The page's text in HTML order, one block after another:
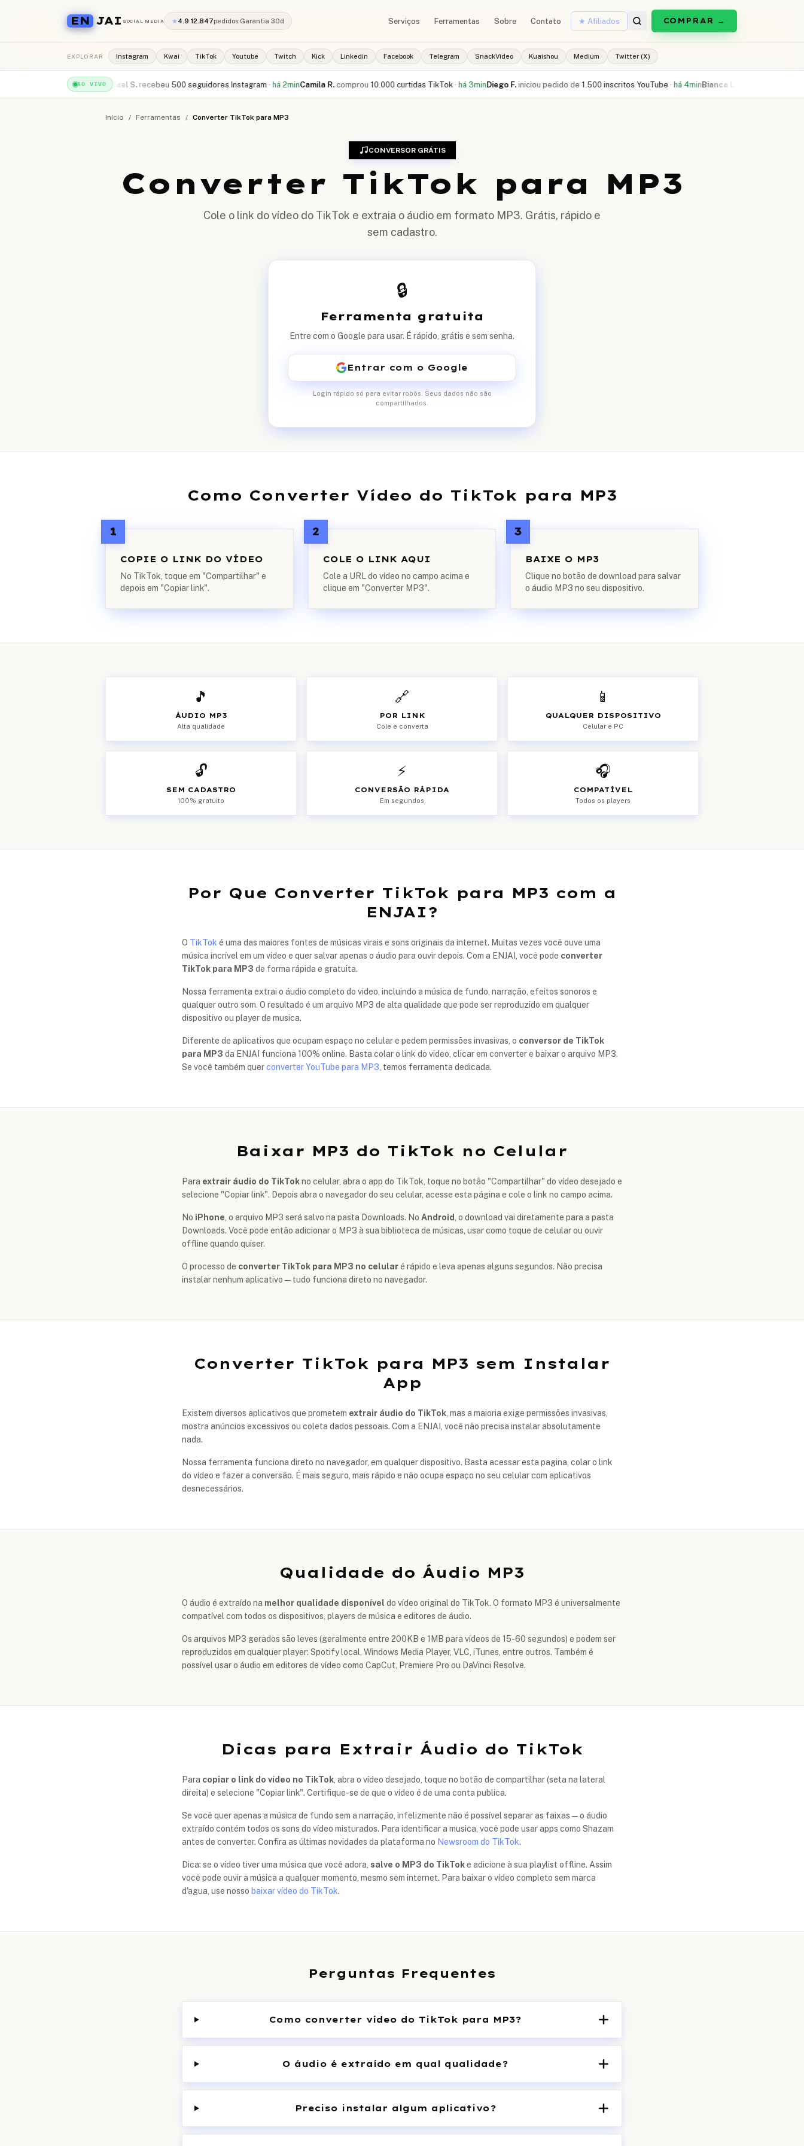
EN JAI SOCIAL MEDIA ★4.9·12.847pedidos·Garantia 30d Serviços Ferramentas Sobre Contato ★ Afiliados COMPRAR →
EXPLORAR Instagram Kwai TikTok Youtube Twitch Kick Linkedin Facebook Telegram SnackVideo Kuaishou Medium Twitter (X)
AO VIVO
Rafael S. recebeu 500 seguidores Instagram ·há 2minCamila R. comprou 10.000 curtidas TikTok ·há 3minDiego F. iniciou pedido de 1.500 inscritos YouTube · há 4minBianca L. comprou
Início / Ferramentas / Converter TikTok para MP3
CONVERSOR GRÁTIS
Converter TikTok para MP3
Cole o link do vídeo do TikTok e extraia o áudio em formato MP3. Grátis, rápido e
sem cadastro.
🔒
Ferramenta gratuita
Entre com o Google para usar. É rápido, grátis e sem senha.
Entrar com o Google
Login rápido só para evitar robôs. Seus dados não são
compartilhados.
Como Converter Vídeo do TikTok para MP3
1
COPIE O LINK DO VÍDEO
No TikTok, toque em "Compartilhar" e
depois em "Copiar link".
2
COLE O LINK AQUI
Cole a URL do vídeo no campo acima e
clique em "Converter MP3".
3
BAIXE O MP3
Clique no botão de download para salvar
o áudio MP3 no seu dispositivo.
🎵
ÁUDIO MP3
Alta qualidade
🔗
POR LINK
Cole e converta
📱
QUALQUER DISPOSITIVO
Celular e PC
🔓
SEM CADASTRO
100% gratuito
⚡
CONVERSÃO RÁPIDA
Em segundos
🎧
COMPATÍVEL
Todos os players
Por Que Converter TikTok para MP3 com a
ENJAI?
O TikTok é uma das maiores fontes de músicas virais e sons originais da internet. Muitas vezes você ouve uma
música incrível em um vídeo e quer salvar apenas o áudio para ouvir depois. Com a ENJAI, você pode converter
TikTok para MP3 de forma rápida e gratuita.
Nossa ferramenta extrai o áudio completo do video, incluindo a música de fundo, narração, efeitos sonoros e
qualquer outro som. O resultado é um arquivo MP3 de alta qualidade que pode ser reproduzido em qualquer
dispositivo ou player de musica.
Diferente de aplicativos que ocupam espaço no celular e pedem permissões invasivas, o conversor de TikTok
para MP3 da ENJAI funciona 100% online. Basta colar o link do video, clicar em converter e baixar o arquivo MP3.
Se você também querconverter YouTube para MP3 , temos ferramenta dedicada.
Baixar MP3 do TikTok no Celular
Para extrair áudio do TikTokno celular, abra o app do TikTok, toque no botão "Compartilhar" do vídeo desejado e
selecione "Copiar link". Depois abra o navegador do seu celular, acesse esta página e cole o link no campo acima.
No iPhone , o arquivo MP3 será salvo na pasta Downloads. No Android , o download vai diretamente para a pasta
Downloads. Você pode então adicionar o MP3 à sua biblioteca de músicas, usar como toque de celular ou ouvir
offline quando quiser.
O processo de converter TikTok para MP3 no celularé rápido e leva apenas alguns segundos. Não precisa
instalar nenhum aplicativo — tudo funciona direto no navegador.
Converter TikTok para MP3 sem Instalar
App
Existem diversos aplicativos que prometem extrair áudio do TikTok , mas a maioria exige permissões invasivas,
mostra anúncios excessivos ou coleta dados pessoais. Com a ENJAI, você não precisa instalar absolutamente
nada.
Nossa ferramenta funciona direto no navegador, em qualquer dispositivo. Basta acessar esta pagina, colar o link
do vídeo e fazer a conversão. É mais seguro, mais rápido e não ocupa espaço no seu celular com aplicativos
desnecessários.
Qualidade do Áudio MP3
O áudio é extraído na melhor qualidade disponível do vídeo original do TikTok. O formato MP3 é universalmente
compatível com todos os dispositivos, players de música e editores de áudio.
Os arquivos MP3 gerados são leves (geralmente entre 200KB e 1MB para vídeos de 15-60 segundos) e podem ser
reproduzidos em qualquer player: Spotify local, Windows Media Player, VLC, iTunes, entre outros. Também é
possível usar o áudio em editores de vídeo como CapCut, Premiere Pro ou DaVinci Resolve.
Dicas para Extrair Áudio do TikTok
Para copiar o link do vídeo no TikTok , abra o vídeo desejado, toque no botão de compartilhar (seta na lateral
direita) e selecione "Copiar link". Certifique-se de que o vídeo é de uma conta publica.
Se você quer apenas a música de fundo sem a narração, infelizmente não é possível separar as faixas — o áudio
extraído contém todos os sons do vídeo misturados. Para identificar a musica, você pode usar apps como Shazam
antes de converter. Confira as últimas novidades da plataforma no Newsroom do TikTok.
Dica: se o vídeo tiver uma música que você adora, salve o MP3 do TikToke adicione à sua playlist offline. Assim
você pode ouvir a música a qualquer momento, mesmo sem internet. Para baixar o vídeo completo sem marca
d'agua, use nosso baixar vídeo do TikTok.
Perguntas Frequentes
Como converter vídeo do TikTok para MP3?
O áudio é extraído em qual qualidade?
Preciso instalar algum aplicativo?